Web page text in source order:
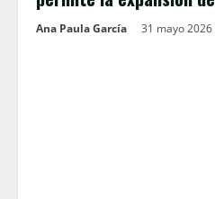
Ana Paula García 31 mayo 2026